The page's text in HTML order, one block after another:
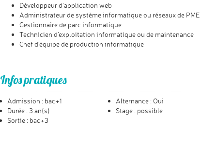
Développeur d’application web
Administrateur de système informatique ou réseaux de PME
Gestionnaire de parc informatique
Technicien d’exploitation informatique ou de maintenance
Chef d’équipe de production informatique
Infos pratiques
Admission : bac+1
Durée : 3 an(s)
Sortie : bac+3
Alternance : Oui
Stage : possible